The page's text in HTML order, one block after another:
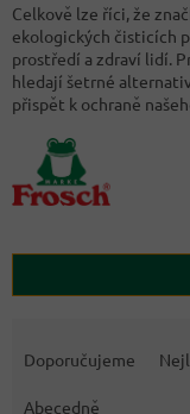
Celkově lze říci, že
ekologických čisticích
prostředí a zdraví lidí.
hledají šetrné
přispět k ochraně
Doporučujeme
Abecedně